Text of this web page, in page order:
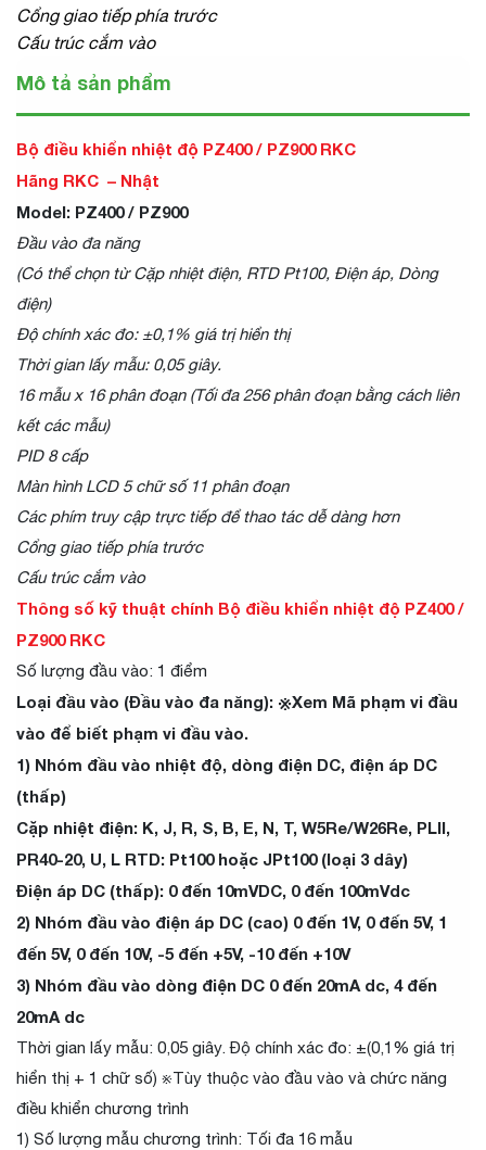
Cổng giao tiếp phía trước
Cấu trúc cắm vào
Mô tả sản phẩm
Bộ điều khiển nhiệt độ PZ400 / PZ900 RKC
Hãng RKC – Nhật
Model: PZ400 / PZ900
Đầu vào đa năng
(Có thể chọn từ Cặp nhiệt điện, RTD Pt100, Điện áp, Dòng
điện)
Độ chính xác đo: ±0,1% giá trị hiển thị
Thời gian lấy mẫu: 0,05 giây.
16 mẫu x 16 phân đoạn (Tối đa 256 phân đoạn bằng cách liên
kết các mẫu)
PID 8 cấp
Màn hình LCD 5 chữ số 11 phân đoạn
Các phím truy cập trực tiếp để thao tác dễ dàng hơn
Cổng giao tiếp phía trước
Cấu trúc cắm vào
Thông số kỹ thuật chính Bộ điều khiển nhiệt độ PZ400 /
PZ900 RKC
Số lượng đầu vào: 1 điểm
Loại đầu vào (Đầu vào đa năng): ※Xem Mã phạm vi đầu
vào để biết phạm vi đầu vào.
1) Nhóm đầu vào nhiệt độ, dòng điện DC, điện áp DC
(thấp)
Cặp nhiệt điện: K, J, R, S, B, E, N, T, W5Re/W26Re, PLII,
PR40-20, U, L RTD: Pt100 hoặc JPt100 (loại 3 dây)
Điện áp DC (thấp): 0 đến 10mVDC, 0 đến 100mVdc
2) Nhóm đầu vào điện áp DC (cao) 0 đến 1V, 0 đến 5V, 1
đến 5V, 0 đến 10V, -5 đến +5V, -10 đến +10V
3) Nhóm đầu vào dòng điện DC 0 đến 20mA dc, 4 đến
20mA dc
Thời gian lấy mẫu: 0,05 giây. Độ chính xác đo: ±(0,1% giá trị
hiển thị + 1 chữ số) ※Tùy thuộc vào đầu vào và chức năng
điều khiển chương trình
1) Số lượng mẫu chương trình: Tối đa 16 mẫu